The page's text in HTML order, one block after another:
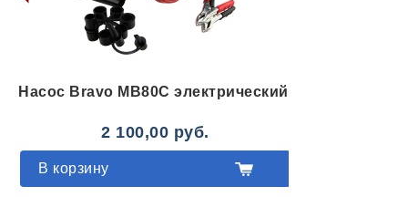
Насос Bravo MB80С электрический
В корзину
2 100,00 руб.